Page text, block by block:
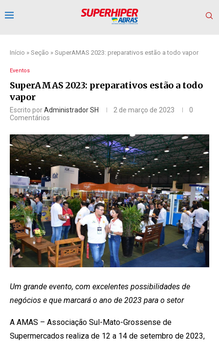
Início » Seção » SuperAMAS 2023: preparativos estão a todo vapor
Eventos
SuperAMAS 2023: preparativos estão a todo
vapor
Escrito porAdministrador SH 2 de março de 2023
0
Comentários
Um grande evento, com excelentes possibilidades de
negócios e que marcará o ano de 2023 para o setor
A AMAS – Associação Sul-Mato-Grossense de
Supermercados realiza de 12 a 14 de setembro de 2023,